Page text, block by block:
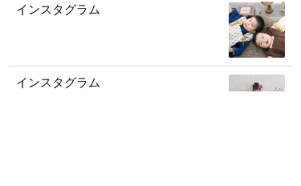
インスタグラム
インスタグラム